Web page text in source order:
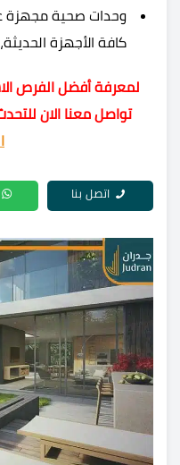
وحدات صحية
كافة الأجهزة
لمعرفة أفضل الفرص
تواصل معنا الان
اتصل بنا